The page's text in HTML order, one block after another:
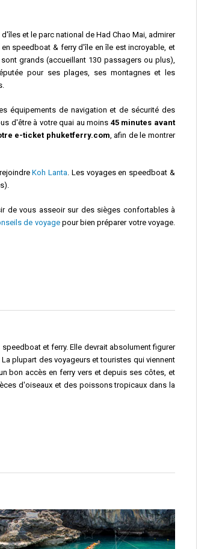
et le parc national de Had Chao Mai, admirer
speedboat & ferry d'île en île est incroyable, et
grands (accueillant 130 passagers ou plus),
pour ses plages, ses montagnes et les
équipements de navigation et de sécurité des
d'être à votre quai au moins 45 minutes avant
e-ticket phuketferry.com, afin de le montrer
Koh Lanta. Les voyages en speedboat &
de vous asseoir sur des sièges confortables à
de voyagepour bien préparer votre voyage.
et ferry. Elle devrait absolument figurer
plupart des voyageurs et touristes qui viennent
bon accès en ferry vers et depuis ses côtes, et
d'oiseaux et des poissons tropicaux dans la